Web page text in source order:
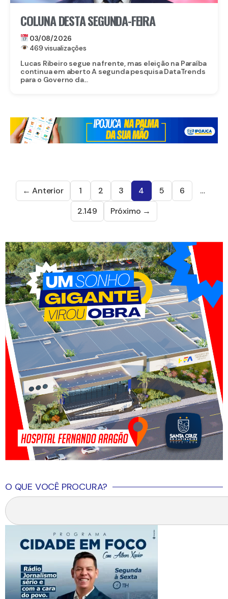
COLUNA DESTA SEGUNDA-FEIRA
03/08/2026
469 visualizações
Lucas Ribeiro segue na frente, mas eleição na Paraíba
continua em aberto A segunda pesquisa DataTrends
para o Governo da...
← Anterior 1 2 3 4 5 6
…
2.149
Próximo →
O QUE VOCÊ PROCURA?